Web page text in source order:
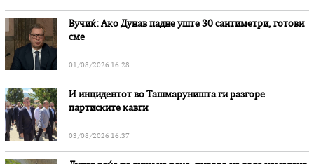
Вучиќ: Ако Дунав падне уште 30 сантиметри, готови
сме
01/08/2026 16:28
И инцидентот во Ташмаруништa ги разгоре
партиските кавги
03/08/2026 16:37